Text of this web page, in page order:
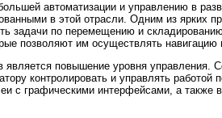
автоматизации и управлению в
в этой отрасли. Одним из ярких
задачи по перемещению и
позволяют им осуществлять навигацию
повышение уровня управления.
контролировать и управлять работой
с графическими интерфейсами, а также